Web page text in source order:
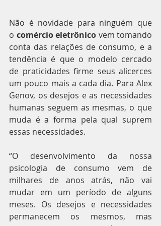
Não é novidade para ninguém que
o comércio eletrônico vem tomando
conta das relações de consumo, e a
tendência é que o modelo cercado
de praticidades firme seus alicerces
um pouco mais a cada dia. Para Alex
Genov, os desejos e as necessidades
humanas seguem as mesmas, o que
muda é a forma pela qual suprem
essas necessidades.
“O desenvolvimento da nossa
psicologia de consumo vem de
milhares de anos atrás, não vai
mudar em um período de alguns
meses. Os desejos e necessidades
permanecem os mesmos, mas